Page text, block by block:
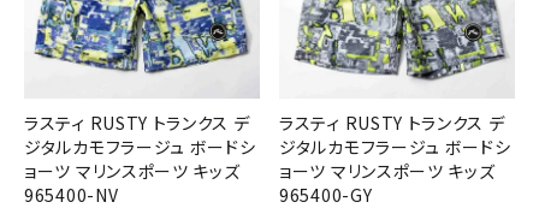
ラスティ RUSTY トランクス デ
ジタルカモフラージュ ボードシ
ョーツ マリンスポーツ キッズ
965400-NV
ラスティ RUSTY トランクス デ
ジタルカモフラージュ ボードシ
ョーツ マリンスポーツ キッズ
965400-GY